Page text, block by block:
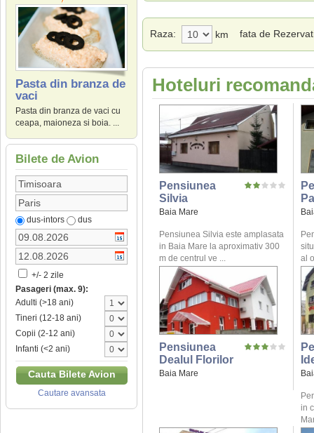
Pasta din branza de
vaci
Pasta din branza de vaci cu
ceapa, maioneza si boia. ...
Bilete de Avion
dus-intors dus
+/- 2 zile
Pasageri (max. 9):
Adulti (>18 ani)
Tineri (12-18 ani)
Copii (2-12 ani)
Infanti (<2 ani)
Cauta Bilete Avion
Cautare avansata
Raza: km fata de
Hoteluri
Pensiunea
Silvia
Baia Mare
Pensiunea Silvia este amplasata
in Baia Mare la aproximativ 300
m de centrul ve ...
al
Pensiunea
Dealul Florilor
Baia Mare
in